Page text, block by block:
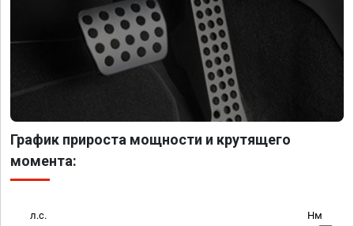
График прироста мощности и крутящего
момента:
л.с. Нм